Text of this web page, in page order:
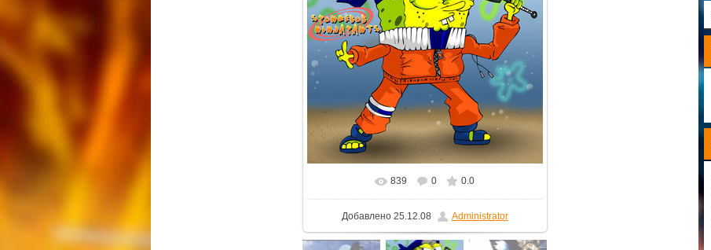
839 0 0.0
Добавлено25.12.08 Administrator